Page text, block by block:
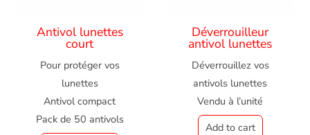
Antivol lunettes
court
Pour protéger vos
lunettes
Antivol compact
Pack de 50 antivols
Déverrouilleur
antivol lunettes
Déverrouillez vos
antivols lunettes
Vendu à l’unité
Add to cart